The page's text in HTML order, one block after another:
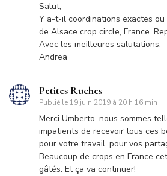
Salut,
Y a-t-il coordinations exactes
de Alsace crop circle, France.
Avec les meilleures salutations,
Andrea
Petites Ruches
Publié le 19 juin 2019 à 20 h 16 min
Merci Umberto, nous sommes
impatients de recevoir tous ces
pour votre travail, pour vos
Beaucoup de crops en France
gâtés. Et ça va continuer!